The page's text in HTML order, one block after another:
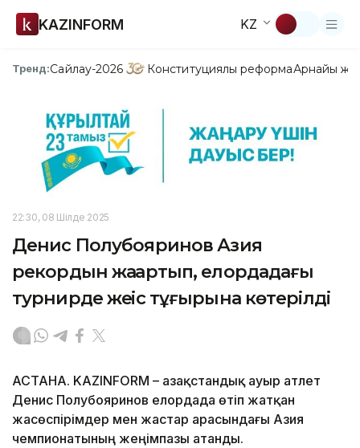
KAZINFORM KZ
Тренд:Сайлау-2026 Конституциялық реформаАрнайы
22:30, 08 Шілде 2025
Денис Полубояринов Азия
рекордын жаңартып, елордадағы
турнирде жеңіс тұғырына көтерілді
АСТАНА. KAZINFORM – Қазақстандық ауыр атлет
Денис Полубояринов елордада өтіп жатқан
жасөспірімдер мен жастар арасындағы Азия
чемпионатының жеңімпазы атанды.